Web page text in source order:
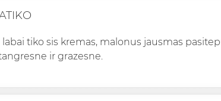
tiko sis kremas, malonus jausmas
ir grazesne.